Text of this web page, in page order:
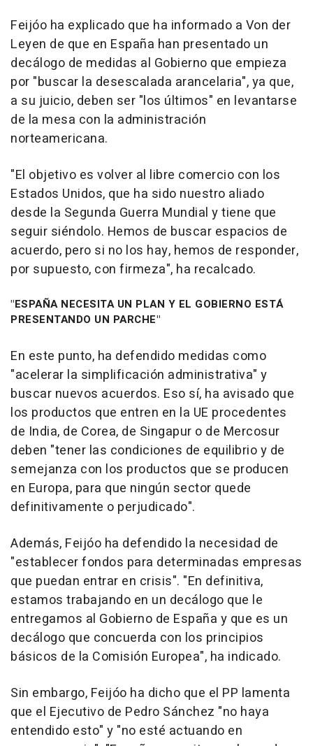
Feijóo ha explicado que ha informado a Von der
Leyen de que en España han presentado un
decálogo de medidas al Gobierno que empieza
por "buscar la desescalada arancelaria", ya que,
a su juicio, deben ser "los últimos" en levantarse
de la mesa con la administración
norteamericana.
"El objetivo es volver al libre comercio con los
Estados Unidos, que ha sido nuestro aliado
desde la Segunda Guerra Mundial y tiene que
seguir siéndolo. Hemos de buscar espacios de
acuerdo, pero si no los hay, hemos de responder,
por supuesto, con firmeza", ha recalcado.
"ESPAÑA NECESITA UN PLAN Y EL GOBIERNO ESTÁ
PRESENTANDO UN PARCHE"
En este punto, ha defendido medidas como
"acelerar la simplificación administrativa" y
buscar nuevos acuerdos. Eso sí, ha avisado que
los productos que entren en la UE procedentes
de India, de Corea, de Singapur o de Mercosur
deben "tener las condiciones de equilibrio y de
semejanza con los productos que se producen
en Europa, para que ningún sector quede
definitivamente o perjudicado".
Además, Feijóo ha defendido la necesidad de
"establecer fondos para determinadas empresas
que puedan entrar en crisis". "En definitiva,
estamos trabajando en un decálogo que le
entregamos al Gobierno de España y que es un
decálogo que concuerda con los principios
básicos de la Comisión Europea", ha indicado.
Sin embargo, Feijóo ha dicho que el PP lamenta
que el Ejecutivo de Pedro Sánchez "no haya
entendido esto" y "no esté actuando en